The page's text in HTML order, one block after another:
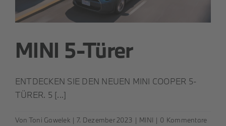
MINI 5-Türer
ENTDECKEN SIE DEN NEUEN MINI COOPER 5-
TÜRER. 5 [...]
Von Toni Gawelek | 7. Dezember 2023 | MINI | 0 Kommentare